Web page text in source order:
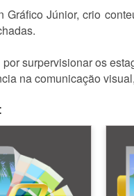
Gráfico Júnior, crio
surpervisionar os
na comunicação